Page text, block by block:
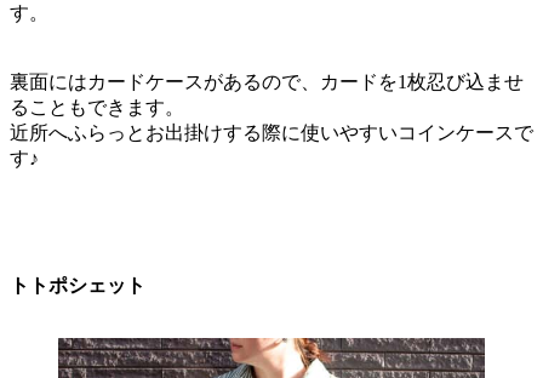
す。
裏面にはカードケースがあるので、カードを1枚忍び込ませ
ることもできます。
近所へふらっとお出掛けする際に使いやすいコインケースで
す♪
トトポシェット